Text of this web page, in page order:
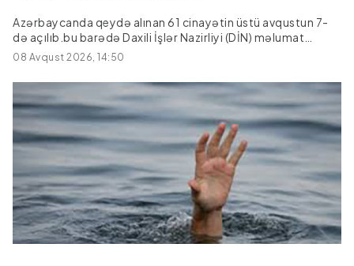
Azərbaycanda qeydə alınan 61 cinayətin üstü avqustun 7-
də açılıb.bu barədə Daxili İşlər Nazirliyi (DİN) məlumat
yayıb.Bildirilib ki, onlardan 17-si əvvəlki dövrlərdən bağlı
qalan cinayətlərdir.
08 Avqust 2026, 14:50